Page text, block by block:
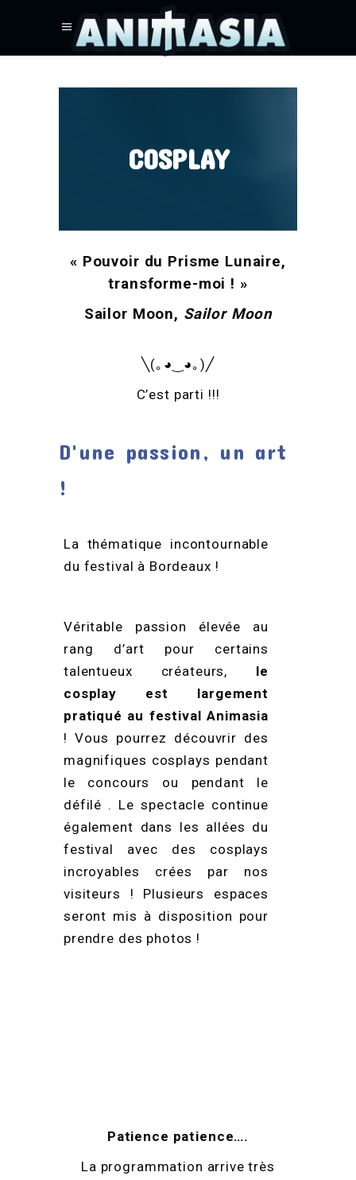
COSPLAY
« Pouvoir du Prisme Lunaire,
transforme-moi ! »
Sailor Moon, Sailor Moon
╲(｡◕‿◕｡)╱
C’est parti !!!
D'une passion, un art
!
La thématique incontournable
du festival à Bordeaux !
Véritable passion élevée au
rang d’art pour certains
talentueux créateurs, le
cosplay est largement
pratiqué au festival Animasia
! Vous pourrez découvrir des
magnifiques cosplays pendant
le concours ou pendant le
défilé . Le spectacle continue
également dans les allées du
festival avec des cosplays
incroyables crées par nos
visiteurs ! Plusieurs espaces
seront mis à disposition pour
prendre des photos !
Patience patience….
La programmation arrive très